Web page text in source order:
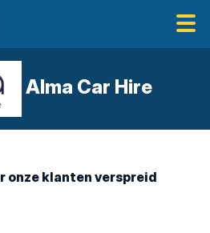
Alma Car Hire
onze klanten verspreid